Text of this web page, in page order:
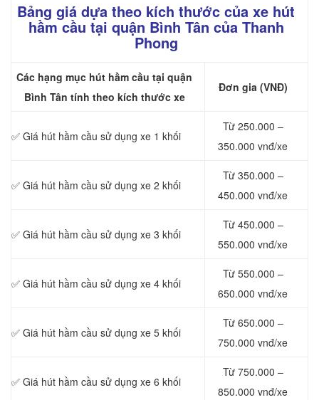
Bảng giá dựa theo kích thước của xe hút
hầm cầu tại quận Bình Tân của Thanh
Phong
Các hạng mục hút hầm cầu tại quận
Bình Tân tính theo kích thước xe
Đơn gia (VNĐ)
✅ Giá hút hầm cầu sử dụng xe 1 khối
Từ 250.000 –
350.000 vnđ/xe
✅ Giá hút hầm cầu sử dụng xe 2 khối
Từ 350.000 –
450.000 vnđ/xe
✅ Giá hút hầm cầu sử dụng xe 3 khối
Từ 450.000 –
550.000 vnđ/xe
✅ Giá hút hầm cầu sử dụng xe 4 khối
Từ 550.000 –
650.000 vnđ/xe
✅ Giá hút hầm cầu sử dụng xe 5 khối
Từ 650.000 –
750.000 vnđ/xe
✅ Giá hút hầm cầu sử dụng xe 6 khối
Từ 750.000 –
850.000 vnđ/xe